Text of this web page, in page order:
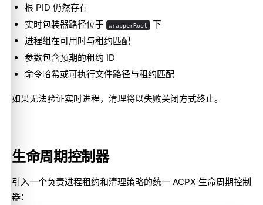
根 PID 仍然存在
实时包装器路径位于
wrapperRoot
下
进程组在可用时与租约匹配
参数包含预期的租约 ID
命令哈希或可执行文件路径与租约匹配
如果无法验证实时进程，清理将以失败关闭方式终止。
生命周期控制器
引入一个负责进程租约和清理策略的统一 ACPX 生命周期控制
器：